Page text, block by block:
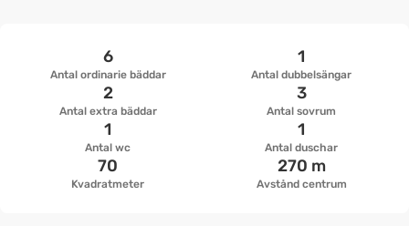
Antal ordinarie bäddar
6
Antal dubbelsängar
1
Antal extra bäddar
2
Antal sovrum
3
Antal wc
1
Antal duschar
1
Kvadratmeter
70
Avstånd centrum
270 m